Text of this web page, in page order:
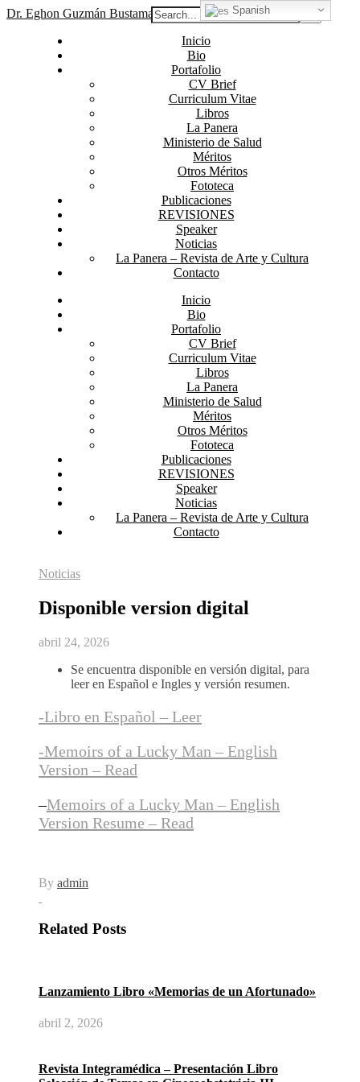
Dr. Eghon Guzmán Bustamante
Inicio
Bio
Portafolio
CV Brief
Curriculum Vitae
Libros
La Panera
Ministerio de Salud
Méritos
Otros Méritos
Fototeca
Publicaciones
REVISIONES
Speaker
Noticias
La Panera – Revista de Arte y Cultura
Contacto
Inicio
Bio
Portafolio
CV Brief
Curriculum Vitae
Libros
La Panera
Ministerio de Salud
Méritos
Otros Méritos
Fototeca
Publicaciones
REVISIONES
Speaker
Noticias
La Panera – Revista de Arte y Cultura
Contacto
Noticias
Disponible version digital
abril 24, 2026
Se encuentra disponible en versión digital, para
leer en Español e Ingles y versión resumen.
-Libro en Español – Leer
-Memoirs of a Lucky Man – English
Version – Read
–Memoirs of a Lucky Man – English
Version Resume – Read
By admin
Related Posts
Lanzamiento Libro «Memorias de un Afortunado»
abril 2, 2026
Revista Integramédica – Presentación Libro
Spanish